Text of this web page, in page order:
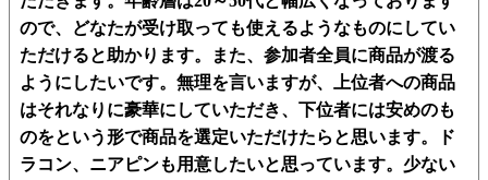
ので、どなたが受け取っても使えるようなものにしてい
ただけると助かります。また、参加者全員に商品が渡る
ようにしたいです。無理を言いますが、上位者への商品
はそれなりに豪華にしていただき、下位者には安めのも
のをという形で商品を選定いただけたらと思います。ド
ラコン、ニアピンも用意したいと思っています。少ない